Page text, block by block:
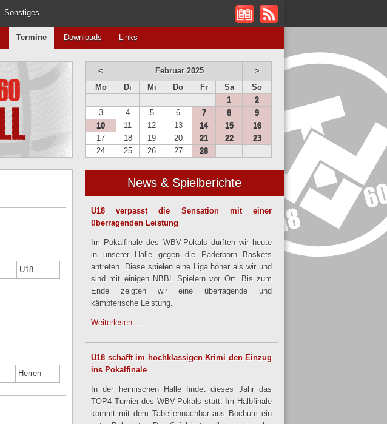
Sonstiges
Termine Downloads Links
U18
Herren
< Februar 2025
>
Mo
Di Mi Do Fr Sa
So
1
2
3
4 5 6 7 8
9
10
11 12 13 14 15
16
17
18 19 20 21 22
23
24
25 26 27 28
News & Spielberichte
U18 verpasst die Sensation mit einer
überragenden Leistung
Im Pokalfinale des WBV-Pokals durften wir heute
in unserer Halle gegen die Paderborn Baskets
antreten. Diese spielen eine Liga höher als wir und
sind mit einigen NBBL Spielern vor Ort. Bis zum
Ende zeigten wir eine überragende und
kämpferische Leistung.
Weiterlesen …
U18 schafft im hochklassigen Krimi den Einzug
ins Pokalfinale
In der heimischen Halle findet dieses Jahr das
TOP4 Turnier des WBV-Pokals statt. Im Halbfinale
kommt mit dem Tabellennachbar aus Bochum ein